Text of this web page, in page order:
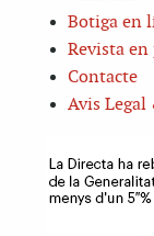
Botiga en
Revista en
Contacte
Avis Legal